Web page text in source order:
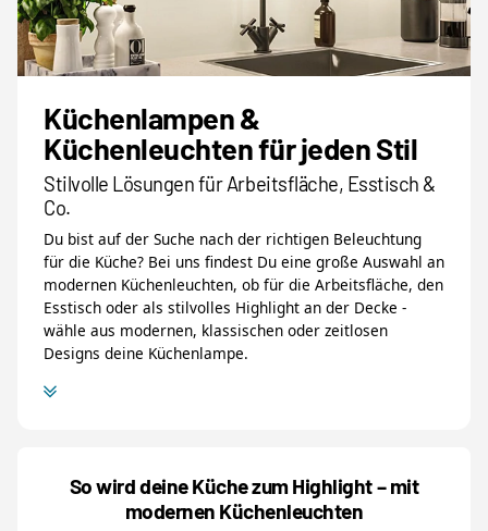
Küchenlampen &
Küchenleuchten für jeden Stil
Stilvolle Lösungen für Arbeitsfläche, Esstisch &
Co.
Du bist auf der Suche nach der richtigen Beleuchtung
für die Küche? Bei uns findest Du eine große Auswahl an
modernen Küchenleuchten, ob für die Arbeitsfläche, den
Esstisch oder als stilvolles Highlight an der Decke -
wähle aus modernen, klassischen oder zeitlosen
Designs deine Küchenlampe.
So wird deine Küche zum Highlight – mit
modernen Küchenleuchten